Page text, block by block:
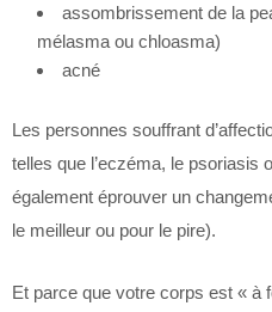
assombrissement de la
mélasma ou chloasma)
acné
Les personnes souffrant
telles que l’eczéma, le psoriasis
également éprouver un
le meilleur ou pour le pire).
Et parce que votre corps est « à